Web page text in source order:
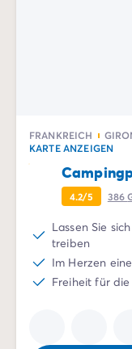
FRANKREICH
KARTE ANZEIGEN
4.2/5 386
Lassen Sie
treiben
Im Herzen
Freiheit für